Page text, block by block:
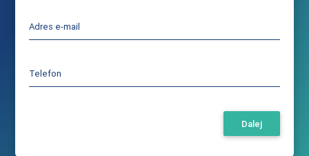
Adres e-mail
Telefon